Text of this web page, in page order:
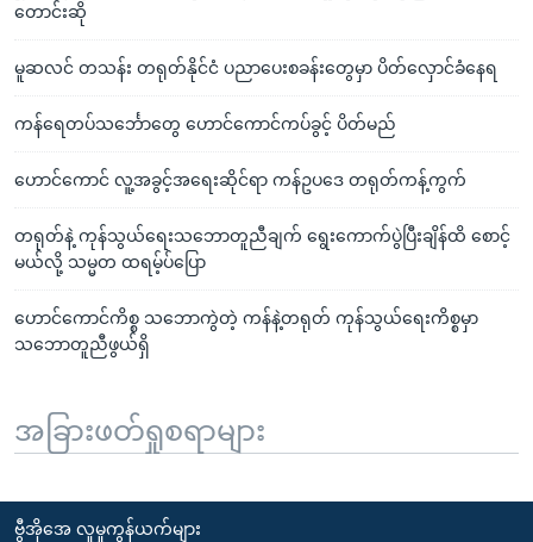
တောင်းဆို
မူဆလင် တသန်း တရုတ်နိုင်ငံ ပညာပေးစခန်းတွေမှာ ပိတ်လှောင်ခံနေရ
ကန်ရေတပ်သင်္ဘောတွေ ဟောင်ကောင်ကပ်ခွင့် ပိတ်မည်
ဟောင်ကောင် လူ့အခွင့်အရေးဆိုင်ရာ ကန်ဥပဒေ တရုတ်ကန့်ကွက်
တရုတ်နဲ့ ကုန်သွယ်ရေးသဘောတူညီချက် ရွေးကောက်ပွဲပြီးချိန်ထိ စောင့်
မယ်လို့ သမ္မတ ထရမ့်ပ်ပြော
ဟောင်ကောင်ကိစ္စ သဘောကွဲတဲ့ ကန်နဲ့တရုတ် ကုန်သွယ်ရေးကိစ္စမှာ
သဘောတူညီဖွယ်ရှိ
အခြားဖတ်ရှုစရာများ
ဗွီအိုအေ လူမှုကွန်ယက်များ